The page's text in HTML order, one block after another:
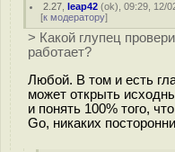
2.27 ,leap42 (ok), 09:29, 12/
[к модератору]
> Какой глупец
работает?
Любой. В том и есть
может открыть
и понять 100% того,
Go, никаких